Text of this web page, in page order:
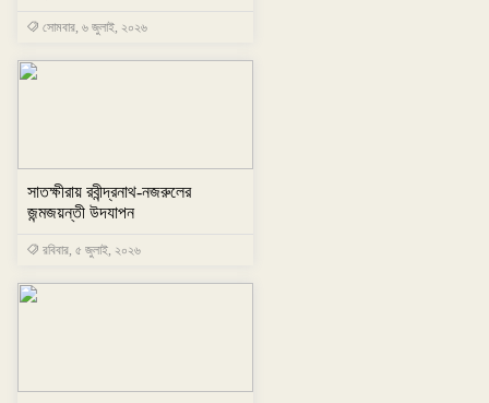
সোমবার, ৬ জুলাই, ২০২৬
সাতক্ষীরায় রবীন্দ্রনাথ-নজরুলের
জন্মজয়ন্তী উদযাপন
রবিবার, ৫ জুলাই, ২০২৬